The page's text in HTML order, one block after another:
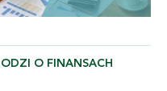
O FINANSACH